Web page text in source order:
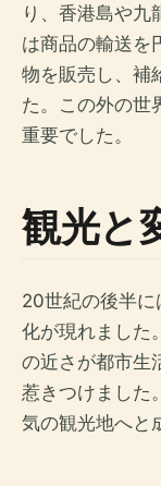
り、香港島や九
は商品の輸送を
物を販売し、補
た。この外の世
重要でした。
観光と
20世紀の後半
化が現れました
の近さが都市生
惹きつけました
気の観光地へと